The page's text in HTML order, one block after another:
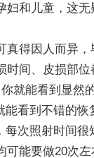
妇和儿童，这
真得因人而异
时间、皮损部
就能看到显然
能看到不错的恢
次照射时间很
可能要做20次